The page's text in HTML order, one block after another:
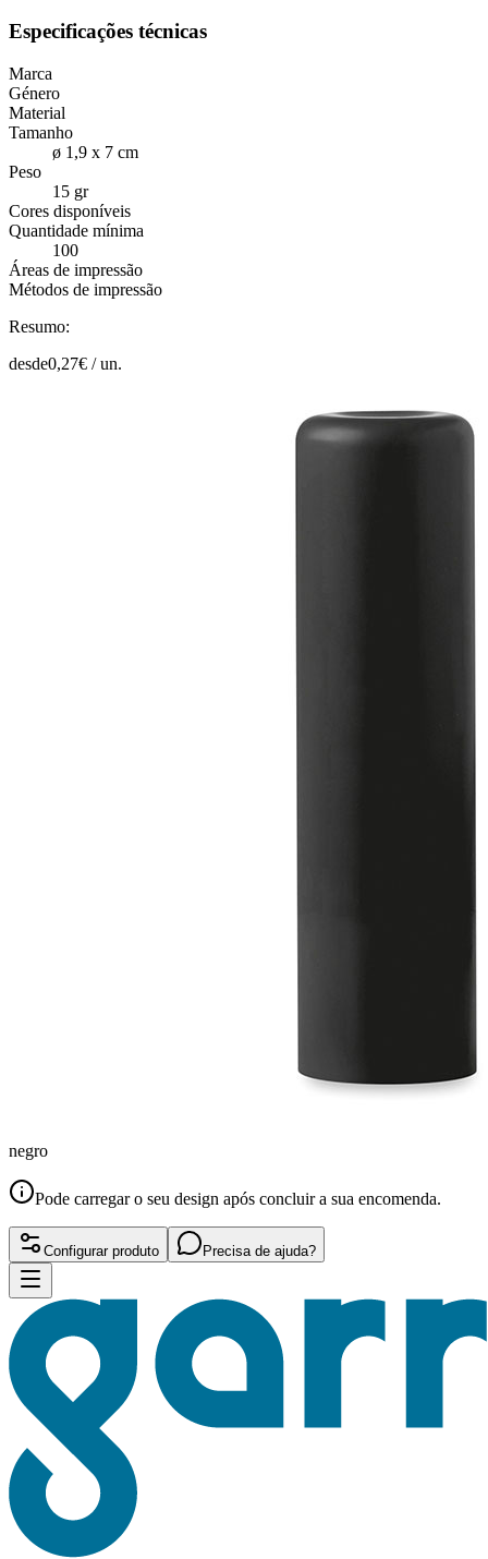
Especificações técnicas
Marca
Género
Material
Tamanho
ø 1,9 x 7 cm
Peso
15 gr
Cores disponíveis
Quantidade mínima
100
Áreas de impressão
Métodos de impressão
Resumo:
desde0,27€ /un.
negro
Pode carregar o seu design após concluir a sua encomenda.
Configurar produto Precisa de ajuda?